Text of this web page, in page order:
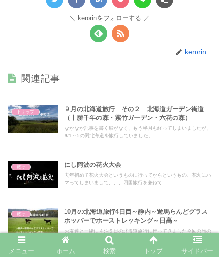
kerorinをフォローする
kerorin
関連記事
トリップ
９月の北海道旅行 その２ 北海道ガーデン街道
（十勝千年の森・紫竹ガーデン・六花の森）
なかなか記事を書く暇がなく、もう半月も経ってしまいましたが、
9/1～5の間北海道を旅行していました。...
旅行 にし阿波の花火大会
去年初めて花火大会というものに行ってからというもの、花火にハ
マってしまいまして、、、四国旅行を兼ねて...
旅行
10月の北海道旅行4日目～静内～遊馬らんどグラス
ホッパーでホーストレッキング～日高～
お友達と一緒に４泊５日の北海道旅行に行ってきました今回の旅の
一番の目的は「乗馬」中３日間、連続で乗馬...
メニュー ホーム 検索 トップ サイドバー